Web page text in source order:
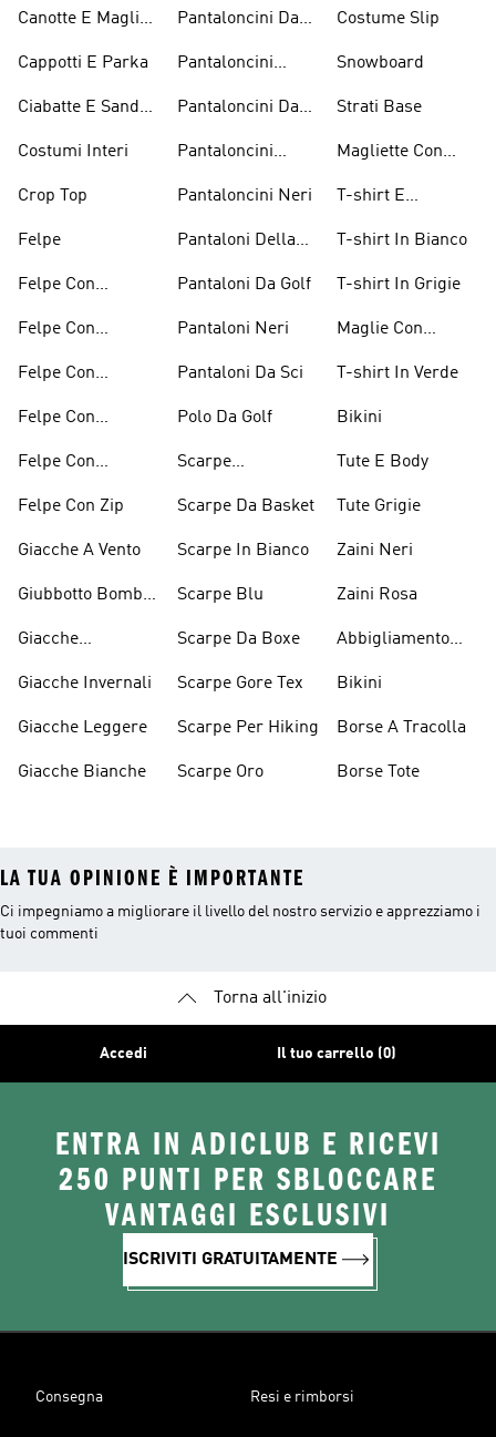
Canotte E Maglie
Cappotti E Parka
Ciabatte E Sandali
Costumi Interi
Crop Top
Felpe
Felpe Con
Bordeaux
Felpe Con
Felpe Con
Felpe Con
Felpe Con
Felpe Con Zip
Giacche A Vento
Giubbotto Bomber
Imbottiti
Giacche
Giacche Invernali
Giacche Leggere
Giacche Bianche
Pantaloncini Da
Pantaloncini
Pantaloncini Da
Pantaloncini
Ginocchio
Pantaloncini Neri
Pantaloni Della
Pantaloni Da Golf
Pantaloni Neri
Pantaloni Da Sci
Polo Da Golf
Scarpe
Scarpe Da Basket
Scarpe In Bianco
Scarpe Blu
Scarpe Da Boxe
Scarpe Gore Tex
Scarpe Per Hiking
Scarpe Oro
Costume Slip
Snowboard
Strati Base
Magliette Con
T-shirt E
Arancioni
T-shirt In Bianco
T-shirt In Grigie
Maglie Con
T-shirt In Verde
Bikini
Tute E Body
Tute Grigie
Zaini Neri
Zaini Rosa
Abbigliamento
Bikini
Borse A Tracolla
Borse Tote
LA TUA OPINIONE È IMPORTANTE
Ci impegniamo a migliorare il livello del nostro servizio e apprezziamo i
tuoi commenti
Torna all'inizio
Accedi Il tuo carrello (0)
ENTRA IN ADICLUB E RICEVI
250 PUNTI PER SBLOCCARE
VANTAGGI ESCLUSIVI
ISCRIVITI GRATUITAMENTE
Consegna Resi e rimborsi